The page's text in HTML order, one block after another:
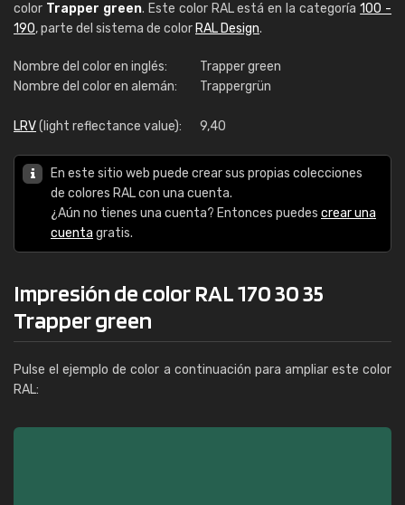
color Trapper green. Este color RAL está en la categoría100 -
190, parte del sistema de color RAL Design.
Nombre del color en inglés:
Trapper green
Nombre del color en alemán:
Trappergrün
LRV(light reflectance value): 9,40
En este sitio web puede crear sus propias colecciones
de colores RAL con una cuenta.
¿Aún no tienes una cuenta? Entonces puedes crear una
cuenta gratis.
Impresión de color RAL 170 30 35
Trapper green
Pulse el ejemplo de color a continuación para ampliar este color
RAL: